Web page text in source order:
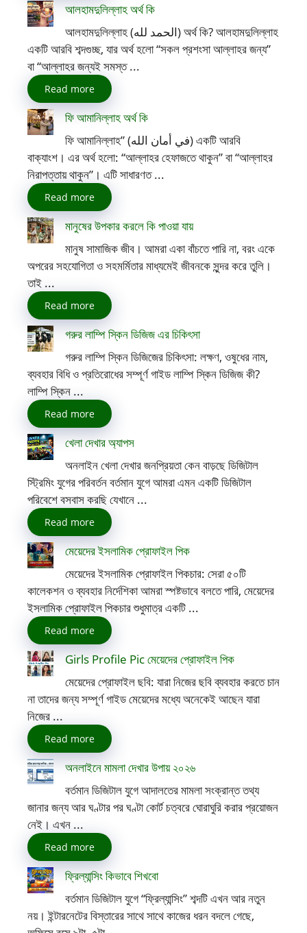
আলহামদুলিল্লাহ অর্থ কি
আলহামদুলিল্লাহ (الحمد لله) অর্থ কি? আলহামদুলিল্লাহ
একটি আরবি শব্দগুচ্ছ, যার অর্থ হলো “সকল প্রশংসা আল্লাহর জন্য”
বা “আল্লাহর জন্যই সমস্ত ...
Read more
ফি আমানিল্লাহ অর্থ কি
ফি আমানিল্লাহ” (في أمان الله) একটি আরবি
বাক্যাংশ। এর অর্থ হলো: “আল্লাহর হেফাজতে থাকুন” বা “আল্লাহর
নিরাপত্তায় থাকুন”। এটি সাধারণত ...
Read more
মানুষের উপকার করলে কি পাওয়া যায়
মানুষ সামাজিক জীব। আমরা একা বাঁচতে পারি না, বরং একে
অপরের সহযোগিতা ও সহমর্মিতার মাধ্যমেই জীবনকে সুন্দর করে তুলি।
তাই ...
Read more
গরুর লাম্পি স্কিন ডিজিজ এর চিকিৎসা
গরুর লাম্পি স্কিন ডিজিজের চিকিৎসা: লক্ষণ, ওষুধের নাম,
ব্যবহার বিধি ও প্রতিরোধের সম্পূর্ণ গাইড লাম্পি স্কিন ডিজিজ কী?
লাম্পি স্কিন ...
Read more
খেলা দেখার অ্যাপস
অনলাইন খেলা দেখার জনপ্রিয়তা কেন বাড়ছে ডিজিটাল
স্ট্রিমিং যুগের পরিবর্তন বর্তমান যুগে আমরা এমন একটি ডিজিটাল
পরিবেশে বসবাস করছি যেখানে ...
Read more
মেয়েদের ইসলামিক প্রোফাইল পিক
মেয়েদের ইসলামিক প্রোফাইল পিকচার: সেরা ৫০টি
কালেকশন ও ব্যবহার নির্দেশিকা আমরা স্পষ্টভাবে বলতে পারি, মেয়েদের
ইসলামিক প্রোফাইল পিকচার শুধুমাত্র একটি ...
Read more
Girls Profile Pic মেয়েদের প্রোফাইল পিক
মেয়েদের প্রোফাইল ছবি: যারা নিজের ছবি ব্যবহার করতে চান
না তাদের জন্য সম্পূর্ণ গাইড মেয়েদের মধ্যে অনেকেই আছেন যারা
নিজের ...
Read more
অনলাইনে মামলা দেখার উপায় ২০২৬
বর্তমান ডিজিটাল যুগে আদালতের মামলা সংক্রান্ত তথ্য
জানার জন্য আর ঘণ্টার পর ঘণ্টা কোর্ট চত্বরে ঘোরাঘুরি করার প্রয়োজন
নেই। এখন ...
Read more
ফ্রিল্যান্সিং কিভাবে শিখবো
বর্তমান ডিজিটাল যুগে “ফ্রিল্যান্সিং” শব্দটি এখন আর নতুন
নয়। ইন্টারনেটের বিস্তারের সাথে সাথে কাজের ধরন বদলে গেছে,